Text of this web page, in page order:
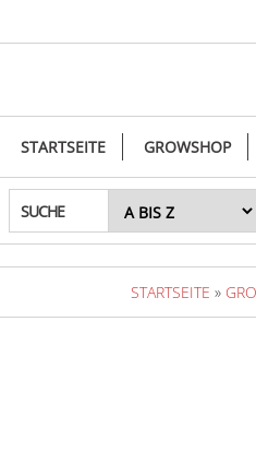
STARTSEITE GROWSHOP
SUCHE
STARTSEITE »